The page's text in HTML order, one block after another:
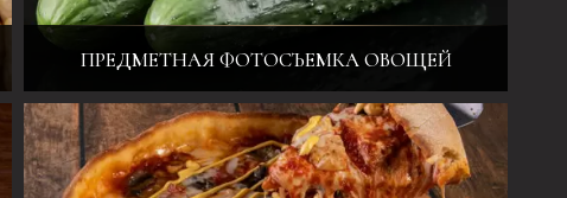
ПРЕДМЕТНАЯ ФОТОСЪЕМКА ОВОЩЕЙ
Фотосъемка еды и напитков для меню, каталогов, а также для
имиджевой рекламы